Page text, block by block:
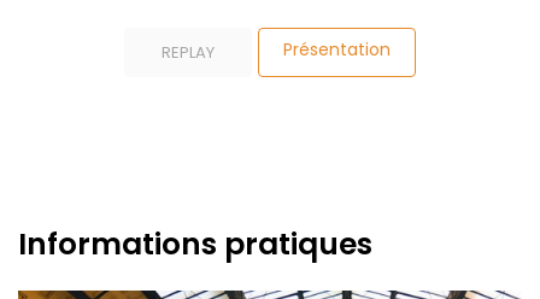
REPLAY Présentation
Informations pratiques